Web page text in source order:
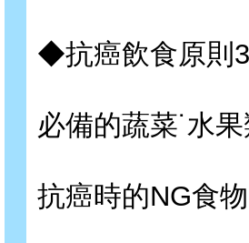
◆抗癌飲食原則
必備的蔬菜˙水
抗癌時的NG食